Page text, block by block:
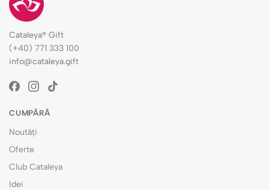
Cataleya® Gift
(+40) 771 333 100
info@cataleya.gift
CUMPĂRĂ
Noutăți
Oferte
Club Cataleya
Idei